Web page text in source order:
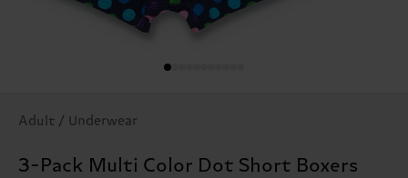
Adult / Underwear
3-Pack Multi Color Dot Short Boxers